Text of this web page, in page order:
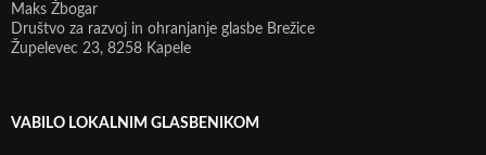
Maks Žbogar
Društvo za razvoj in ohranjanje glasbe Brežice
Župelevec 23, 8258 Kapele
VABILO LOKALNIM GLASBENIKOM